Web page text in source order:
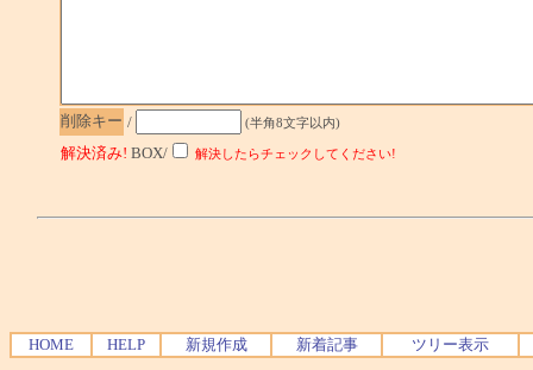
削除キー / (半角8文字以内)
解決済み! BOX/ 解決したらチェックしてください!
HOME HELP 新規作成 新着記事 ツリー表示